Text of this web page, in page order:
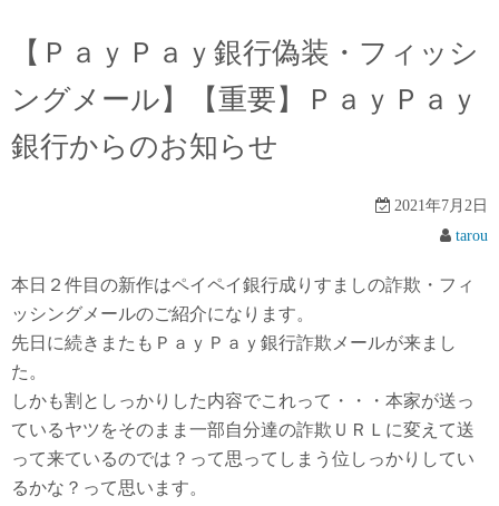
【ＰａｙＰａｙ銀行偽装・フィッシ
ングメール】【重要】ＰａｙＰａｙ
銀行からのお知らせ
2021年7月2日
tarou
本日２件目の新作はペイペイ銀行成りすましの詐欺・フィ
ッシングメールのご紹介になります。
先日に続きまたもＰａｙＰａｙ銀行詐欺メールが来まし
た。
しかも割としっかりした内容でこれって・・・本家が送っ
ているヤツをそのまま一部自分達の詐欺ＵＲＬに変えて送
って来ているのでは？って思ってしまう位しっかりしてい
るかな？って思います。